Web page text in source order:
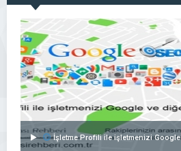
İşletme Profili ile işletmenizi Google ve diğer arama